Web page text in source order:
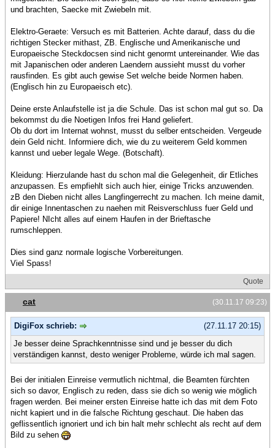
und brachten, Saecke mit Zwiebeln mit.
Elektro-Geraete: Versuch es mit Batterien. Achte darauf, dass du die
richtigen Stecker mithast, ZB. Englische und Amerikanische und
Europaeische Steckdocsen sind nicht genormt untereinander. Wie das
mit Japanischen oder anderen Laendern aussieht musst du vorher
rausfinden. Es gibt auch gewise Set welche beide Normen haben.
(Englisch hin zu Europaeisch etc).
Deine erste Anlaufstelle ist ja die Schule. Das ist schon mal gut so. Da
bekommst du die Noetigen Infos frei Hand geliefert.
Ob du dort im Internat wohnst, musst du selber entscheiden. Vergeude
dein Geld nicht. Informiere dich, wie du zu weiterem Geld kommen
kannst und ueber legale Wege. (Botschaft).
Kleidung: Hierzulande hast du schon mal die Gelegenheit, dir Etliches
anzupassen. Es empfiehlt sich auch hier, einige Tricks anzuwenden.
zB den Dieben nicht alles Langfingerrecht zu machen. Ich meine damit,
dir einige Innentaschen zu naehen mit Reisverschluss fuer Geld und
Papiere! NIcht alles auf einem Haufen in der Brieftasche
rumschleppen.
Dies sind ganz normale logische Vorbereitungen.
Viel Spass!
Quote
(30.11.17 09:23)
cat
(27.11.17 20:15)
DigiFox schrieb:
Je besser deine Sprachkenntnisse sind und je besser du dich
verständigen kannst, desto weniger Probleme, würde ich mal sagen.
Bei der initialen Einreise vermutlich nichtmal, die Beamten fürchten
sich so davor, Englisch zu reden, dass sie dich so wenig wie möglich
fragen werden. Bei meiner ersten Einreise hatte ich das mit dem Foto
nicht kapiert und in die falsche Richtung geschaut. Die haben das
geflissentlich ignoriert und ich bin halt mehr schlecht als recht auf dem
Bild zu sehen